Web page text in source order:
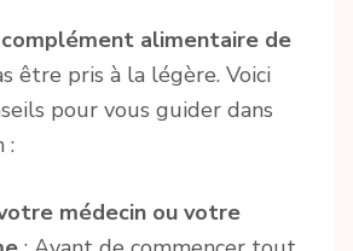
complément alimentaire de
être pris à la légère. Voici
pour vous guider dans
:
médecin ou votre